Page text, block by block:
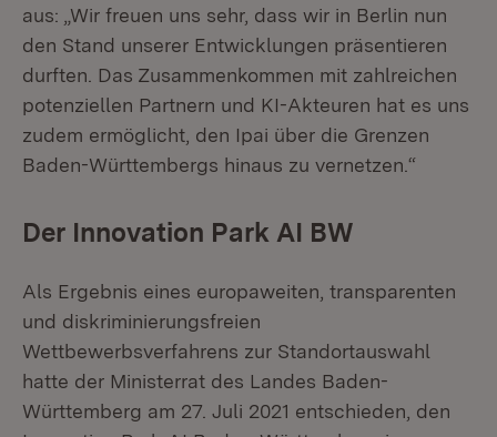
aus: „Wir freuen uns sehr, dass wir in Berlin nun
den Stand unserer Entwicklungen präsentieren
durften. Das Zusammenkommen mit zahlreichen
potenziellen Partnern und KI-Akteuren hat es uns
zudem ermöglicht, den Ipai über die Grenzen
Baden-Württembergs hinaus zu vernetzen.“
Der Innovation Park AI BW
Als Ergebnis eines europaweiten, transparenten
und diskriminierungsfreien
Wettbewerbsverfahrens zur Standortauswahl
hatte der Ministerrat des Landes Baden-
Württemberg am 27. Juli 2021 entschieden, den